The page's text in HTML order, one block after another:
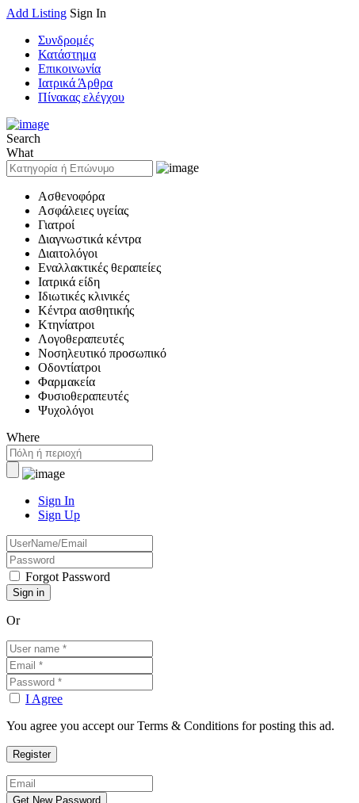
Add Listing Sign In
Συνδρομές
Κατάστημα
Επικοινωνία
Ιατρικά Άρθρα
Πίνακας ελέγχου
Search
What
Ασθενοφόρα
Ασφάλειες υγείας
Γιατροί
Διαγνωστικά κέντρα
Διαιτολόγοι
Εναλλακτικές θεραπείες
Ιατρικά είδη
Ιδιωτικές κλινικές
Κέντρα αισθητικής
Κτηνίατροι
Λογοθεραπευτές
Νοσηλευτικό προσωπικό
Οδοντίατροι
Φαρμακεία
Φυσιοθεραπευτές
Ψυχολόγοι
Where
Sign In
Sign Up
Forgot Password
Or
I Agree
You agree you accept our Terms & Conditions for posting this ad.